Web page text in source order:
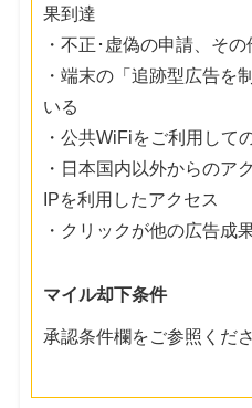
果到達
・不正･虚偽の申請、そ
・端末の「追跡型広告を
いる
・公共WiFiをご利用して
・日本国内以外からのア
IPを利用したアクセス
・クリックが他の広告成
マイル却下条件
承認条件欄をご参照くだ